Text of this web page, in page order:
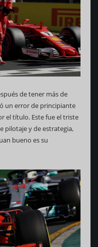
de tener más de
un error de principiante
el título. Este fue el triste
pilotaje y de estrategia,
bueno es su